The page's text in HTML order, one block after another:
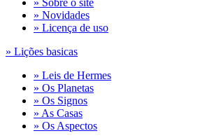
» Sobre o site
» Novidades
» Licença de uso
» Lições basicas
» Leis de Hermes
» Os Planetas
» Os Signos
» As Casas
» Os Aspectos